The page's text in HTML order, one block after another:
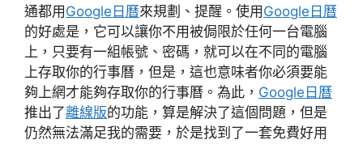
通都用 Google日曆來規劃、提醒。使用 Google日曆
的好處是，它可以讓你不用被侷限於任何一台電腦
上，只要有一組帳號、密碼，就可以在不同的電腦
上存取你的行事曆，但是，這也意味者你必須要能
夠上網才能夠存取你的行事曆。為此， Google日曆
推出了離線版的功能，算是解決了這個問題，但是
仍然無法滿足我的需要，於是找到了一套免費好用